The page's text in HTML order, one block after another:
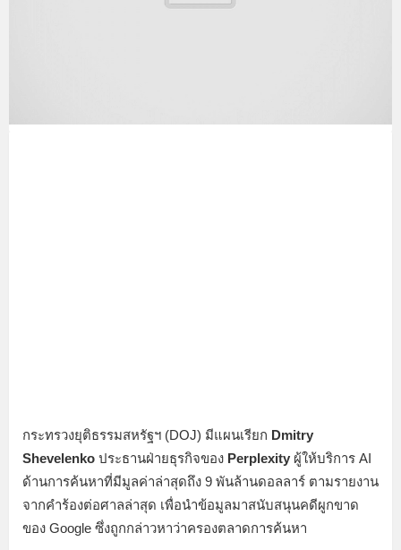
กระทรวงยุติธรรมสหรัฐฯ (DOJ) มีแผนเรียก Dmitry
Shevelenko ประธานฝ่ายธุรกิจของ Perplexity ผู้ให้บริการ AI
ด้านการค้นหาที่มีมูลค่าล่าสุดถึง 9 พันล้านดอลลาร์ ตามรายงาน
จากคำร้องต่อศาลล่าสุด เพื่อนำข้อมูลมาสนับสนุนคดีผูกขาด
ของ Google ซึ่งถูกกล่าวหาว่าครองตลาดการค้นหา